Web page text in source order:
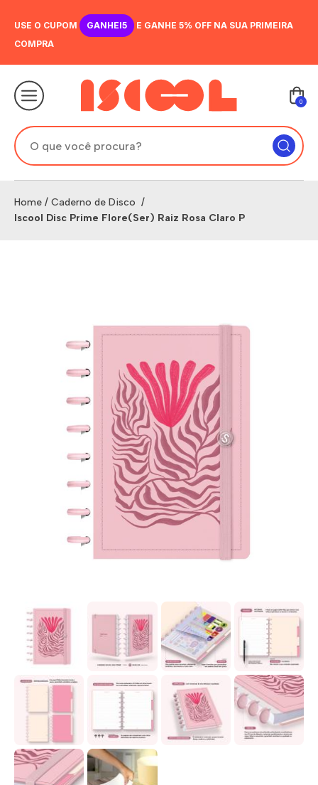
USE O CUPOM GANHEI5
E GANHE 5% OFF NA SUA PRIMEIRA
COMPRA
0
Home / Caderno de Disco /
Iscool Disc Prime Flore(Ser) Raiz Rosa Claro P